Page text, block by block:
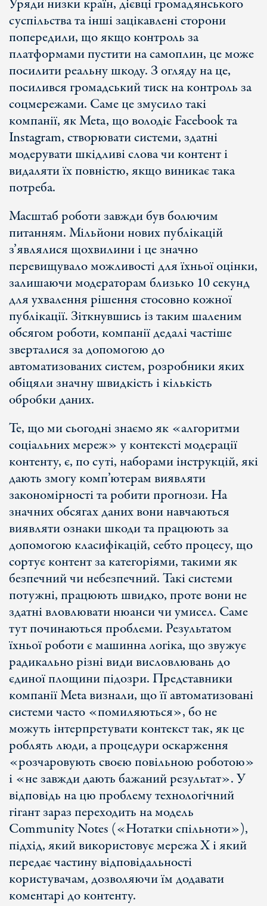
Уряди низки країн, дієвці громадянського
суспільства та інші зацікавлені сторони
попередили, що якщо контроль за
платформами пустити на самоплин, це може
посилити реальну шкоду. З огляду на це,
посилився громадський тиск на контроль за
соцмережами. Саме це змусило такі
компанії, як Meta, що володіє Facebook та
Instagram, створювати системи, здатні
модерувати шкідливі слова чи контент і
видаляти їх повністю, якщо виникає така
потреба.
Масштаб роботи завжди був болючим
питанням. Мільйони нових публікацій
з’являлися щохвилини і це значно
перевищувало можливості для їхньої оцінки,
залишаючи модераторам близько 10 секунд
для ухвалення рішення стосовно кожної
публікації. Зіткнувшись із таким шаленим
обсягом роботи, компанії дедалі частіше
зверталися за допомогою до
автоматизованих систем, розробники яких
обіцяли значну швидкість і кількість
обробки даних.
Те, що ми сьогодні знаємо як «алгоритми
соціальних мереж» у контексті модерації
контенту, є, по суті, наборами інструкцій, які
дають змогу комп’ютерам виявляти
закономірності та робити прогнози. На
значних обсягах даних вони навчаються
виявляти ознаки шкоди та працюють за
допомогою класифікацій, себто процесу, що
сортує контент за категоріями, такими як
безпечний чи небезпечний. Такі системи
потужні, працюють швидко, проте вони не
здатні вловлювати нюанси чи умисел. Саме
тут починаються проблеми. Результатом
їхньої роботи є машинна логіка, що звужує
радикально різні види висловлювань до
єдиної площини підозри. Представники
компанії Meta визнали, що її автоматизовані
системи часто «помиляються», бо не
можуть інтерпретувати контекст так, як це
роблять люди, а процедури оскарження
«розчаровують своєю повільною роботою»
і «не завжди дають бажаний результат». У
відповідь на цю проблему технологічний
гігант зараз переходить на модель
Community Notes («Нотатки спільноти»),
підхід, який використовує мережа X і який
передає частину відповідальності
користувачам, дозволяючи їм додавати
коментарі до контенту.